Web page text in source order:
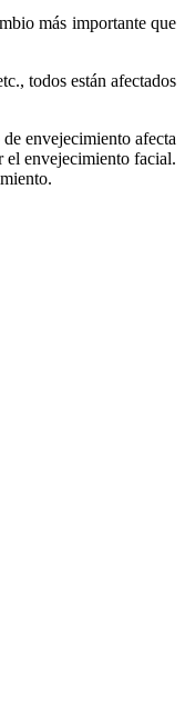
más importante que
todos están afectados
envejecimiento afecta
el envejecimiento facial.